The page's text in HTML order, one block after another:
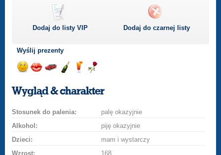
Dodaj do listyVIP Dodaj do czarnej listy
Wyślij prezenty
uśmiech
buziakasamochodem
szampana
drinka
różę
Wygląd & charakter
Stosunek do palenia:
palę okazyjnie
Alkohol:
piję okazyjnie
Dzieci:
mam i wystarczy
Wzrost:
168